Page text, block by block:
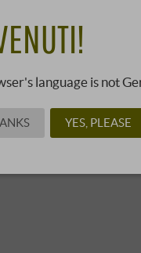
language is not
YES, PLEASE